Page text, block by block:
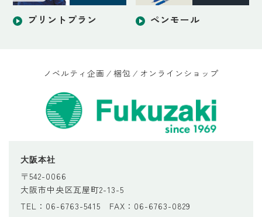
プリントプラン ペンモール
ノベルティ企画 ⁄ 梱包 ⁄ オンラインショップ
大阪本社
〒542-0066
大阪市中央区瓦屋町2-13-5
TEL：06-6763-5415 FAX：06-6763-0829